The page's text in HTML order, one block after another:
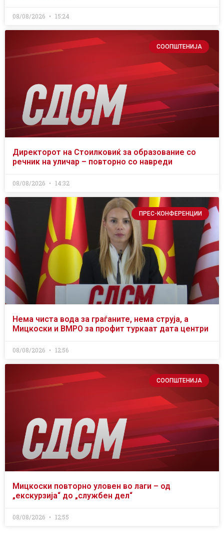
08/08/2026 15:24
СООПШТЕНИЈА
Директорот на Стоилковиќ за образование со
речник на уличар – повторно со навреди
08/08/2026 14:32
ПРЕС-КОНФЕРЕНЦИИ
Нема чиста вода за граѓаните, нема струја, а
Мицкоски и ВМРО за профит туркаат дата центри
08/08/2026 12:56
СООПШТЕНИЈА
Мицкоски повторно уловен во лаги – од
„екскурзија“ до „службен дел“
08/08/2026 12:55